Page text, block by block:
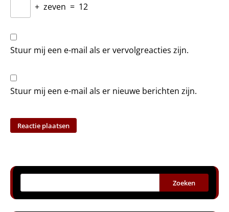
+ zeven = 12
Stuur mij een e-mail als er vervolgreacties zijn.
Stuur mij een e-mail als er nieuwe berichten zijn.
Zoeken